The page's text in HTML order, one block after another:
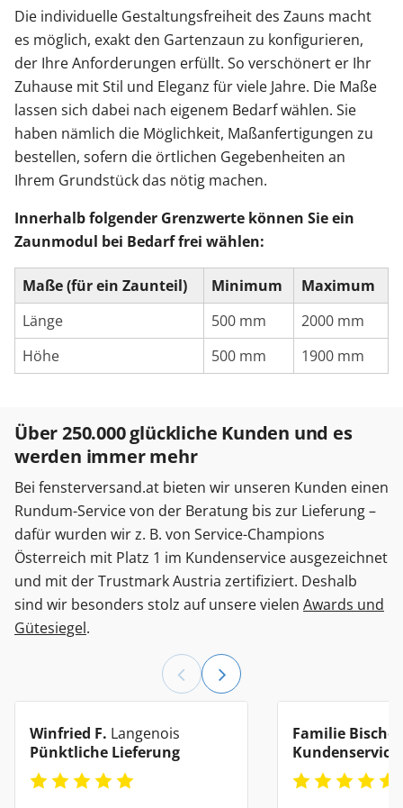
Die individuelle Gestaltungsfreiheit des Zauns macht
es möglich, exakt den Gartenzaun zu konfigurieren,
der Ihre Anforderungen erfüllt. So verschönert er Ihr
Zuhause mit Stil und Eleganz für viele Jahre. Die Maße
lassen sich dabei nach eigenem Bedarf wählen. Sie
haben nämlich die Möglichkeit, Maßanfertigungen zu
bestellen, sofern die örtlichen Gegebenheiten an
Ihrem Grundstück das nötig machen.
Innerhalb folgender Grenzwerte können Sie ein
Zaunmodul bei Bedarf frei wählen:
Maße (für ein Zaunteil) Minimum
Maximum
Länge
500 mm
2000 mm
Höhe
500 mm 1900 mm
Über 250.000 glückliche Kunden und es
werden immer mehr
Bei fensterversand.at bieten wir unseren Kunden einen
Rundum-Service von der Beratung bis zur Lieferung –
dafür wurden wir z. B. von Service-Champions
Österreich mit Platz 1 im Kundenservice ausgezeichnet
und mit der Trustmark Austria zertifiziert. Deshalb
sind wir besonders stolz auf unsere vielen Awards und
Gütesiegel.
Winfried F. Langenois
Pünktliche Lieferung
Familie Bischof
Kundenservice